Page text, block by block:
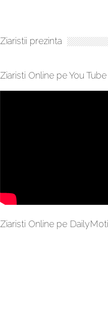
Ziaristii prezinta
Ziaristi Online pe You Tube
Ziaristi Online pe